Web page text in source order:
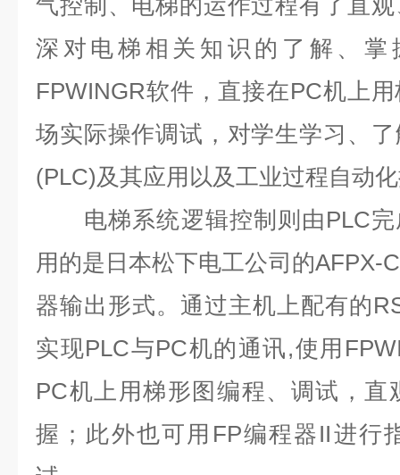
气控制、电梯的运作过程有了直
深对电梯相关知识的了解、掌
FPWINGR软件，直接在PC机上
场实际操作调试，对学生学习、
(PLC)及其应用以及工业过程自动
电梯系统逻辑控制则由PLC完
用的是日本松下电工公司的AFPX-
器输出形式。通过主机上配有的
实现PLC与PC机的通讯,使用
PC机上用梯形图编程、调试，直
握；此外也可用FP编程器II进行